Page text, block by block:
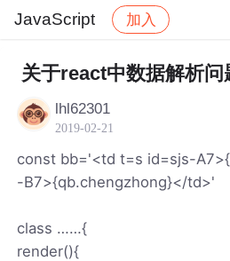
JavaScript 加入
社区 JavaScript 帖子详
关于react中数据解析问
lhl62301
2019-02-21
const bb='<td t=s id=sjs-
-B7>{qb.chengzhong}</td>'
class ……{
render(){